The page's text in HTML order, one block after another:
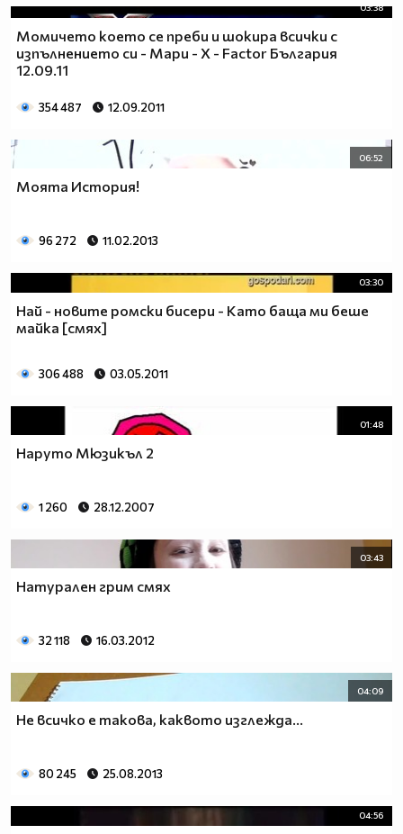
26.Колона, която тежи много - ТОНКОЛОНА
27.Човек, който пази робите да не избягат - ГАРДЕРОБ
28.Превозвач на птици - КОКОШКАР
29.Човек, който раздава покани за балове - КАНИБАЛ
30.Човек, който се напива на работа - РАБОТОХОЛИК
03:38
Момичето което се преби и шокира всички с
изпълнението си - Мари - X - Factor България
12.09.11
354 487 12.09.2011
06:52
Моята История!
96 272 11.02.2013
03:30
Най - новите ромски бисери - Като баща ми беше
майка [смях]
306 488 03.05.2011
01:48
Наруто Мюзикъл 2
1 260 28.12.2007
03:43
Натурален грим смях
32 118 16.03.2012
04:09
Не всичко е такова, каквото изглежда...
80 245 25.08.2013
04:56